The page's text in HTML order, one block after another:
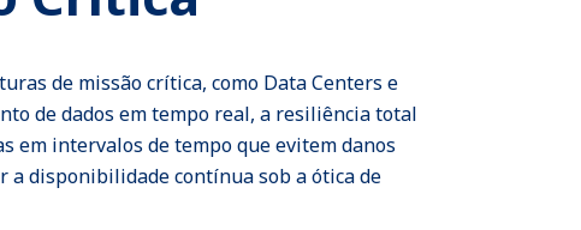
de missão crítica, como Data Centers e
de dados em tempo real, a resiliência total
em intervalos de tempo que evitem danos
a disponibilidade contínua sob a ótica de